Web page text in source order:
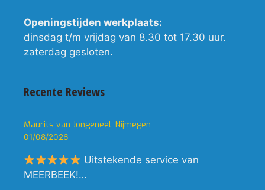
Openingstijden werkplaats:
dinsdag t/m vrijdag van 8.30 tot 17.30 uur.
zaterdag gesloten.
Recente Reviews
Maurits van Jongeneel, Nijmegen
01/08/2026
Uitstekende service van
MEERBEEK!…